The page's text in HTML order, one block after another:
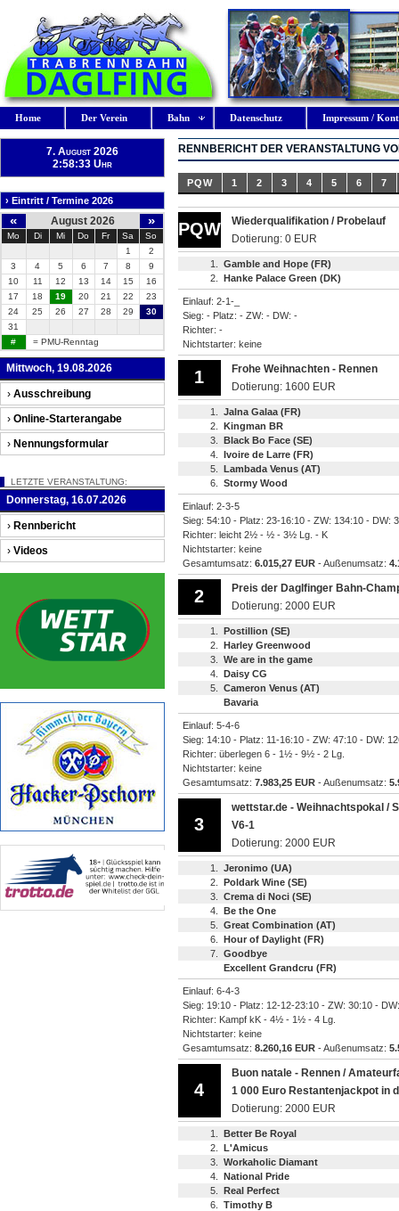
Home Der Verein Bahn Datenschutz Impressum /
7. August 2026
2:58:33 Uhr
› Eintritt / Termine 2026
« August 2026 »
Mo Di Mi Do Fr Sa
So
1
2
3
4 5 6 7 8
9
10
11 12 13 14 15
16
17
18 19 20 21 22
23
24
25 26 27 28 29
30
31
#
= PMU-Renntag
Mittwoch, 19.08.2026
› Ausschreibung
› Online-Starterangabe
› Nennungsformular
LETZTE VERANSTALTUNG:
Donnerstag, 16.07.2026
› Rennbericht
› Videos
RENNBERICHT DER VERANSTALTUNG
PQW 1 2 3 4 5 6 7
PQW
Wiederqualifikation / Probelauf
Dotierung: 0 EUR
1.
Gamble and Hope (FR)
2.
Hanke Palace Green (DK)
Einlauf: 2-1-_
Sieg: - Platz: - ZW: - DW: -
Richter: -
Nichtstarter: keine
1
Frohe Weihnachten - Rennen
Dotierung: 1600 EUR
1.
Jalna Galaa (FR)
2.
Kingman BR
3.
Black Bo Face (SE)
4.
Ivoire de Larre (FR)
5.
Lambada Venus (AT)
6.
Stormy Wood
Einlauf: 2-3-5
Sieg: 54:10 - Platz: 23-16:10 - ZW: 134:10 - DW:
Richter: leicht 2½ - ½ - 3½ Lg. - K
Nichtstarter: keine
Gesamtumsatz: 6.015,27 EUR - Außenumsatz:
2
Preis der Daglfinger Bahn-
Dotierung: 2000 EUR
1.
Postillion (SE)
2.
Harley Greenwood
3.
We are in the game
4.
Daisy CG
5.
Cameron Venus (AT)
Bavaria
Einlauf: 5-4-6
Sieg: 14:10 - Platz: 11-16:10 - ZW: 47:10 - DW:
Richter: überlegen 6 - 1½ - 9½ - 2 Lg.
Nichtstarter: keine
Gesamtumsatz: 7.983,25 EUR - Außenumsatz:
3
wettstar.de - Weihnachtspokal /
V6-1
Dotierung: 2000 EUR
1.
Jeronimo (UA)
2.
Poldark Wine (SE)
3.
Crema di Noci (SE)
4.
Be the One
5.
Great Combination (AT)
6.
Hour of Daylight (FR)
7.
Goodbye
Excellent Grandcru (FR)
Einlauf: 6-4-3
Sieg: 19:10 - Platz: 12-12-23:10 - ZW: 30:10 -
Richter: Kampf kK - 4½ - 1½ - 4 Lg.
Nichtstarter: keine
Gesamtumsatz: 8.260,16 EUR - Außenumsatz:
4
Buon natale - Rennen /
1 000 Euro Restantenjackpot in
Dotierung: 2000 EUR
1.
Better Be Royal
2.
L'Amicus
3.
Workaholic Diamant
4.
National Pride
5.
Real Perfect
6.
Timothy B